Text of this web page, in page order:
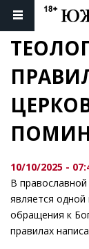
10/10/2025 -
В
является
обращения к
правилах